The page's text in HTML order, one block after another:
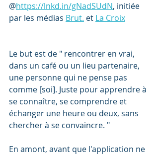
@https://lnkd.in/gNadSUdN, initiée
par les médias Brut. et La Croix
Le but est de " rencontrer en vrai,
dans un café ou un lieu partenaire,
une personne qui ne pense pas
comme [soi]. Juste pour apprendre à
se connaître, se comprendre et
échanger une heure ou deux, sans
chercher à se convaincre. "
En amont, avant que l'application ne